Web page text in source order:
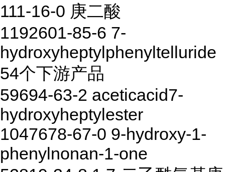
111-16-0 庚二酸
1192601-85-6 7-
hydroxyheptylphenyltelluride
54个下游产品
59694-63-2 aceticacid7-
hydroxyheptylester
1047678-67-0 9-hydroxy-1-
phenylnonan-1-one